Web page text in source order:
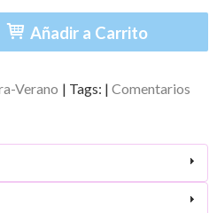
Añadir a Carrito
Verano | Tags: | Comentarios